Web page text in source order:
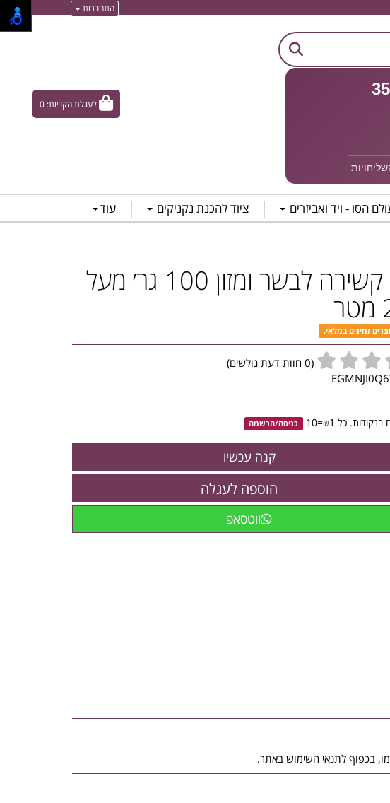
התחברות
לעגלת הקניות: 0
הסו - ויד ואביזרים ציוד להכנת נקניקים עוד
חוט קשירה לבשר ומזון 100 גר׳ מעל
(
0 חוות דעת גולשים)
כל ₪1=10 כניסה/הרשמה
הוספה לעגלה
ווטסאפ